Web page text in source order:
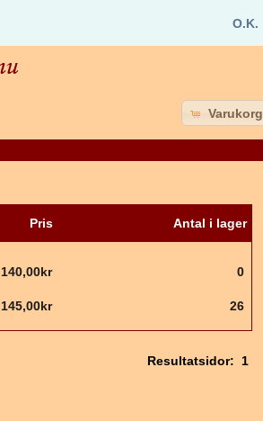
O.K.
Varukorg
Pris Antal i lager
140,00kr 0
145,00kr 26
Resultatsidor:1